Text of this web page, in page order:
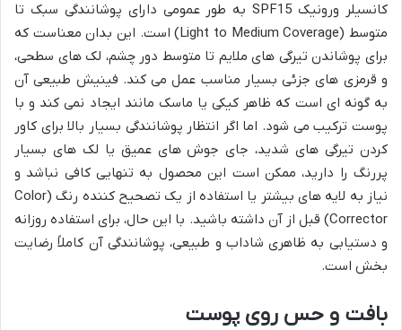
کانسیلر ورونیک SPF15 به طور عمومی دارای پوشانندگی سبک تا
متوسط (Light to Medium Coverage) است. این بدان معناست که
برای پوشاندن تیرگی های ملایم تا متوسط دور چشم، لک های سطحی،
و قرمزی های جزئی بسیار مناسب عمل می کند. فینیش طبیعی آن
به گونه ای است که ظاهر کیکی یا ماسک مانند ایجاد نمی کند و با
پوست ترکیب می شود. اما اگر انتظار پوشانندگی بسیار بالا برای کاور
کردن تیرگی های شدید، جای جوش های عمیق یا لک های بسیار
پررنگ را دارید، ممکن است این محصول به تنهایی کافی نباشد و
نیاز به لایه های بیشتر یا استفاده از یک تصحیح کننده رنگ (Color
Corrector) قبل از آن داشته باشید. با این حال، برای استفاده روزانه
و دستیابی به ظاهری شاداب و طبیعی، پوشانندگی آن کاملاً رضایت
بخش است.
بافت و حس روی پوست